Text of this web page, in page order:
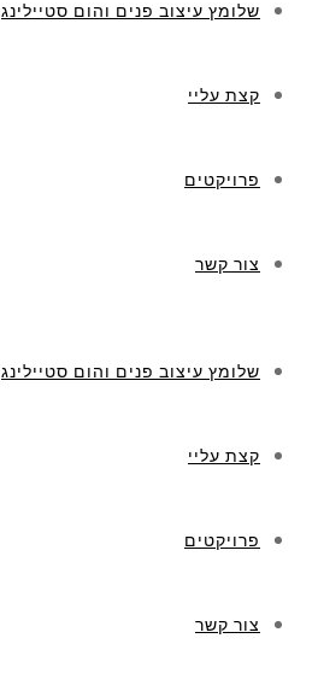
שלומץ עיצוב פנים והום סטיילינג
קצת עליי
פרויקטים
צור קשר
שלומץ עיצוב פנים והום סטיילינג
קצת עליי
פרויקטים
צור קשר